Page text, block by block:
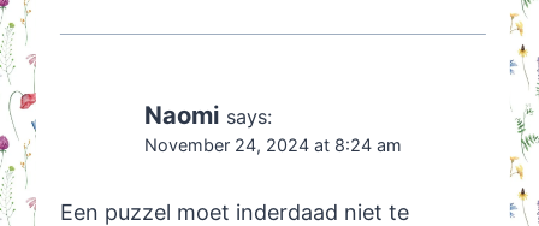
Naomi says:
November 24, 2024 at 8:24 am
Een puzzel moet inderdaad niet te